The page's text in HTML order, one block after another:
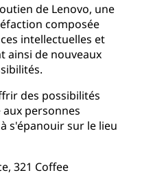
de Lenovo, une
composée
intellectuelles et
ainsi de nouveaux
des possibilités
personnes
s'épanouir sur le lieu
321 Coffee